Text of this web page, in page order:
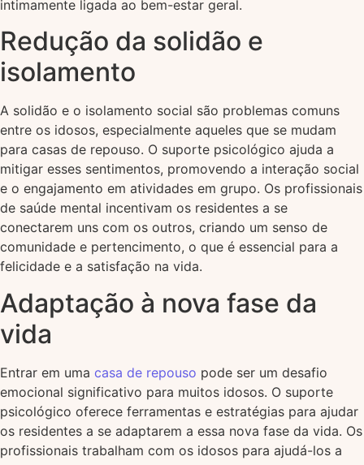
intimamente ligada ao bem-estar geral.
Redução da solidão e
isolamento
A solidão e o isolamento social são problemas comuns
entre os idosos, especialmente aqueles que se mudam
para casas de repouso. O suporte psicológico ajuda a
mitigar esses sentimentos, promovendo a interação social
e o engajamento em atividades em grupo. Os profissionais
de saúde mental incentivam os residentes a se
conectarem uns com os outros, criando um senso de
comunidade e pertencimento, o que é essencial para a
felicidade e a satisfação na vida.
Adaptação à nova fase da
vida
Entrar em uma casa de repouso pode ser um desafio
emocional significativo para muitos idosos. O suporte
psicológico oferece ferramentas e estratégias para ajudar
os residentes a se adaptarem a essa nova fase da vida. Os
profissionais trabalham com os idosos para ajudá-los a